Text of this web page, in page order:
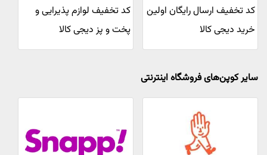
کد تخفیف ارسال رایگان اولین
خرید دیجی کالا
کد تخفیف لوازم پذیرایی و
پخت و پز دیجی کالا
سایر کوپن‌های فروشگاه اینترنتی